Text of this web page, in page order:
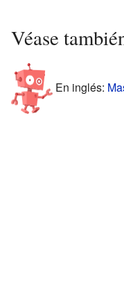
Véase
En inglés: